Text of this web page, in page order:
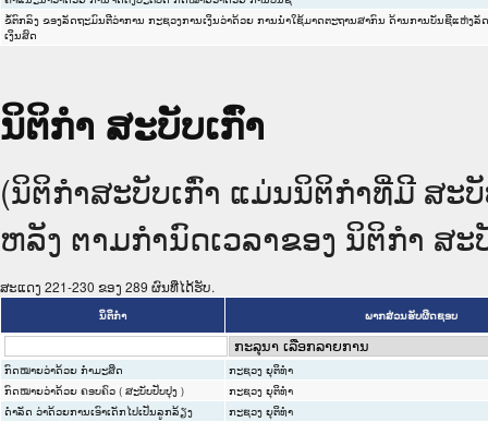
ຂໍ້ຕົກລົງ ຂອງລັດຖະມົນຕີວ່າການ ກະຊວງການເງິນວ່າດ້ວຍ ການນຳໃຊ້ມາດຕະຖານສາກົນ ດ້ານການບັນຊີແຫ່ງລັ
ເງິນສົດ
ນິຕິກໍາ ສະບັບເກົ່າ
(ນິຕິກໍາສະບັບເກົ່າ ແມ່ນນິຕິກໍາທີ່ມີ ສ
ຫລັງ ຕາມກໍານົດເວລາຂອງ ນິຕິກໍາ ສະ
ສະແດງ 221-230 ຂອງ 289 ຜົນທີ່ໄດ້ຮັບ.
ນິຕິກໍາ ພາກສ່ວນຮັບຜິດຊອບ
ກົດໝາຍວ່າດ້ວຍ ກຳມະສິດ
ກະຊວງ ຍຸຕິທໍາ
ກົດໝາຍວ່າດ້ວຍ ຄອບຄົວ ( ສະບັບປັບປຸງ )
ກະຊວງ ຍຸຕິທໍາ
ດຳລັດ ວ່າດ້ວຍການເອົາເດັກໄປເປັນລູກລ້ຽງ
ກະຊວງ ຍຸຕິທໍາ